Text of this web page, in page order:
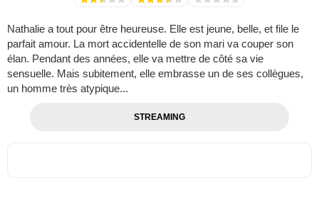
Nathalie a tout pour être heureuse. Elle est jeune, belle, et file le
parfait amour. La mort accidentelle de son mari va couper son
élan. Pendant des années, elle va mettre de côté sa vie
sensuelle. Mais subitement, elle embrasse un de ses collègues,
un homme très atypique...
STREAMING